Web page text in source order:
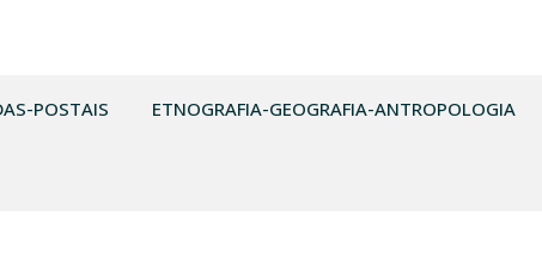
POSTAIS ETNOGRAFIA-GEOGRAFIA-ANTROPOLOGIA